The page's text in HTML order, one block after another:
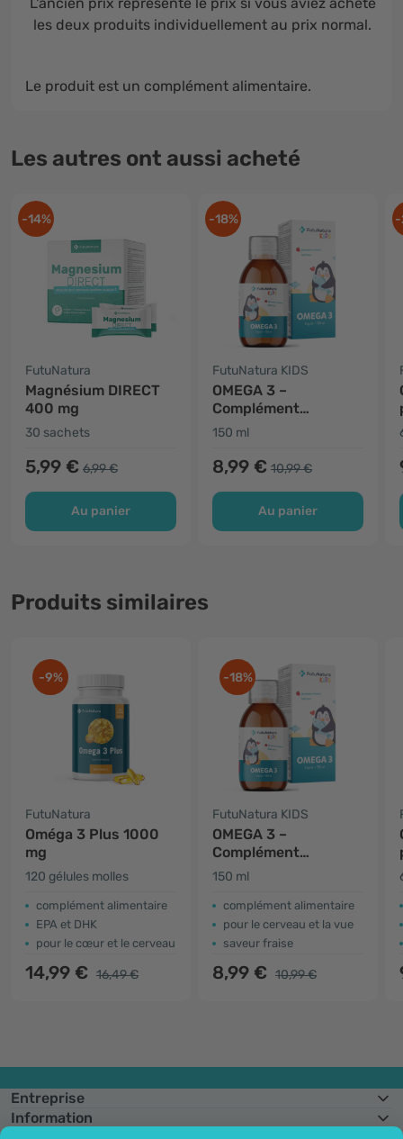
les deux produits individuellement au prix normal.
Le produit est un complément alimentaire.
Les autres ont aussi acheté
-14%
FutuNatura
Magnésium DIRECT
400 mg
30 sachets
5,99 € 6,99 €
Au panier
-18%
FutuNatura KIDS
OMEGA 3 –
Complément
alimentaire liquide
150 ml
8,99 € 10,99 €
Au panier
-
Produits similaires
-9%
FutuNatura
Oméga 3 Plus 1000
mg
120 gélules molles
complément alimentaire
EPA et DHK
pour le cœur et le cerveau
14,99 € 16,49 €
-18%
FutuNatura KIDS
OMEGA 3 –
Complément
alimentaire liquide
150 ml
complément alimentaire
pour le cerveau et la vue
saveur fraise
8,99 € 10,99 €
Entreprise
Information